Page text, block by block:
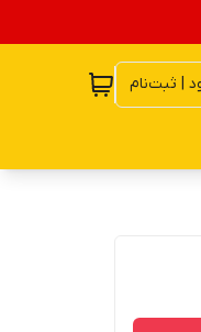
| ثبت‌نام